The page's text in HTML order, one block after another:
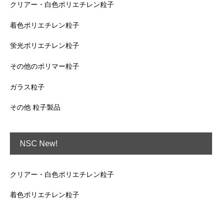
クリアー・白色ポリエチレン粒子
着色ポリエチレン粒子
蛍光ポリエチレン粒子
その他のポリマー粒子
ガラス粒子
その他 粒子製品
NSC New!
クリアー・白色ポリエチレン粒子
着色ポリエチレン粒子